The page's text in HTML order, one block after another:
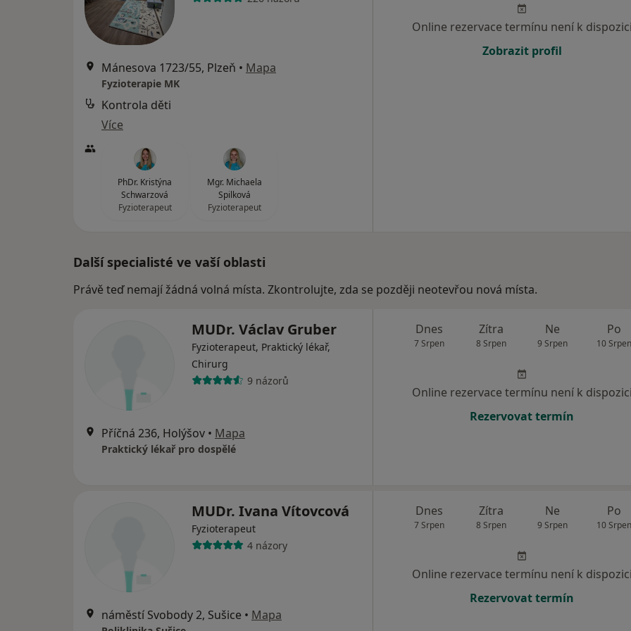
Mánesova 1723/55, Plzeň • Mapa
Fyzioterapie MK
Kontrola děti
Více
PhDr. Kristýna
Schwarzová
Fyzioterapeut
Mgr. Michaela
Spilková
Fyzioterapeut
Online rezervace termínu není k
Zobrazit profil
Další specialisté ve vaší oblasti
Právě teď nemají žádná volná místa. Zkontrolujte, zda se později neotevřou nová místa.
MUDr. Václav Gruber
Fyzioterapeut, Praktický lékař,
Chirurg
9 názorů
Příčná 236, Holýšov • Mapa
Praktický lékař pro dospělé
Dnes
7 Srpen
Zítra
8 Srpen
Ne
9 Srpen
Po
10
Online rezervace termínu není k
Rezervovat termín
MUDr. Ivana Vítovcová
Fyzioterapeut
4 názory
náměstí Svobody 2, Sušice • Mapa
Dnes
7 Srpen
Zítra
8 Srpen
Ne
9 Srpen
Po
10
Online rezervace termínu není k
Rezervovat termín